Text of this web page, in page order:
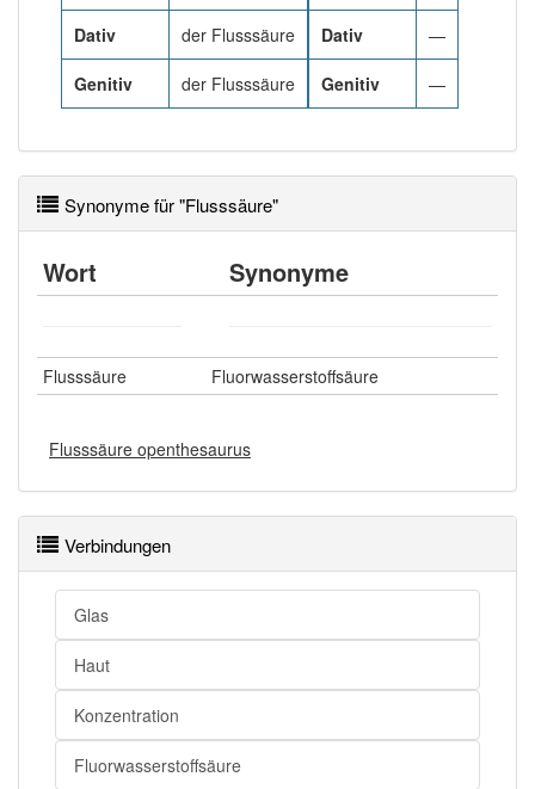
Dativ der Flusssäure
Genitiv der Flusssäure
Dativ —
Genitiv —
Synonyme für "Flusssäure"
Wort Synonyme
Flusssäure Fluorwasserstoffsäure
Flusssäure openthesaurus
Verbindungen
Glas
Haut
Konzentration
Fluorwasserstoffsäure